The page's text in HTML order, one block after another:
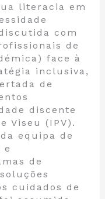
literacia em
com
de
face à
inclusiva,
de
discente
Viseu (IPV).
equipa de
e
de
cuidados de